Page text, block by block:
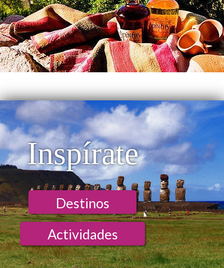
Inspírate
Destinos
Actividades